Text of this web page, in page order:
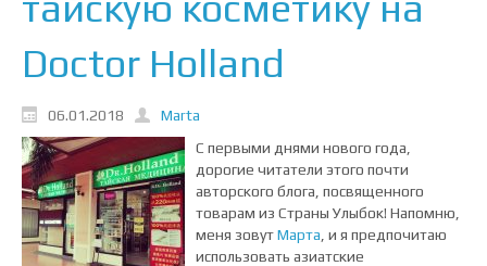
Doctor Holland
06.01.2018
Marta
С первыми днями нового года,
дорогие читатели этого почти
авторского блога, посвященного
товарам из Страны Улыбок! Напомню,
меня зовутМарта , и я предпочитаю
использовать азиатские